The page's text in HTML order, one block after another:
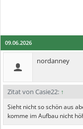
09.06.2026
nordanney
Zitat von Casie22: ↑
Sieht nicht so schön aus
komme im Aufbau nicht